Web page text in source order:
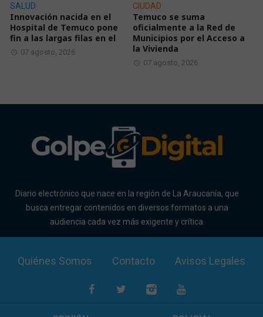
SALUD
Innovación nacida en el
Hospital de Temuco pone
fin a las largas filas en el
07 agosto, 2026
CIUDAD
Temuco se suma
oficialmente a la Red de
Municipios por el Acceso a
la Vivienda
07 agosto, 2026
Diario electrónico que nace en la región de La Araucanía, que
busca entregar contenidos en diversos formatos a una
audiencia cada vez más exigente y crítica.
Quiénes Somos Contacto Avisos Legales